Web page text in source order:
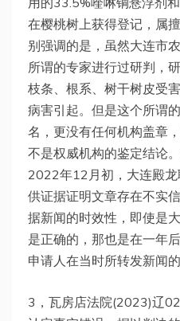
在樱桃树上获得登记，属
别强调的是，虽然大连市
所谓的专家进行过研判，
枝条、根系、树干树皮受
病害引起。但是这个所谓
名，更没有任何机构盖章
不是权威机构的鉴定结论
2022年12月初，大连殿
供证据证明文章存在不实
据新闻的时效性，即使是
是正确的，那也是在一年
申请人在当时所转发新闻的
3，瓦房店法院(2023)辽